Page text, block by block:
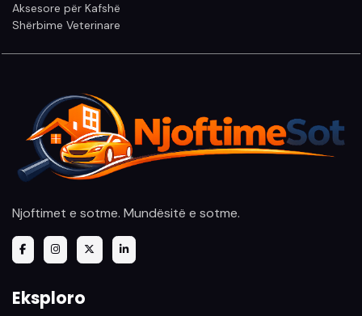
Aksesore për Kafshë
Shërbime Veterinare
Njoftimet e sotme. Mundësitë e sotme.
Eksploro